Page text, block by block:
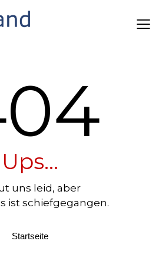
Ups...
uns leid, aber
ist schiefgegangen.
Startseite